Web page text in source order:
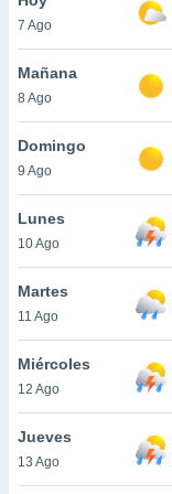
y
en
más
de
7 Ago
Mañana
8 Ago
Domingo
9 Ago
Lunes
10 Ago
Martes
11 Ago
Miércoles
12 Ago
Jueves
13 Ago